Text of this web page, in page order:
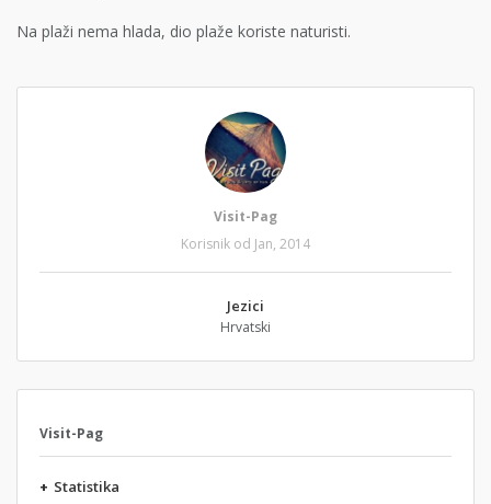
Na plaži nema hlada, dio plaže koriste naturisti.
Visit-Pag
Korisnik od Jan, 2014
Jezici
Hrvatski
Visit-Pag
+ Statistika